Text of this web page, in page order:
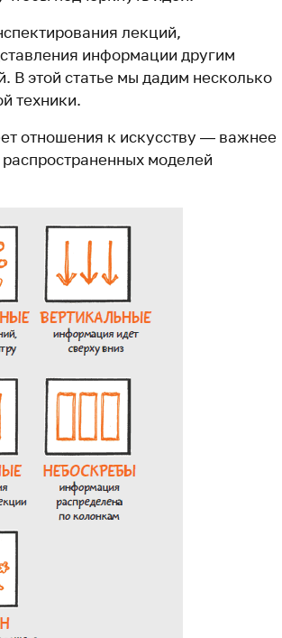
лекций,
информации другим
В этой статье мы дадим несколько
техники.
отношения к искусству — важнее
моделей